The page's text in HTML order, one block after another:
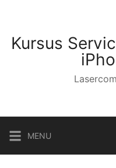
Kursus
MENU